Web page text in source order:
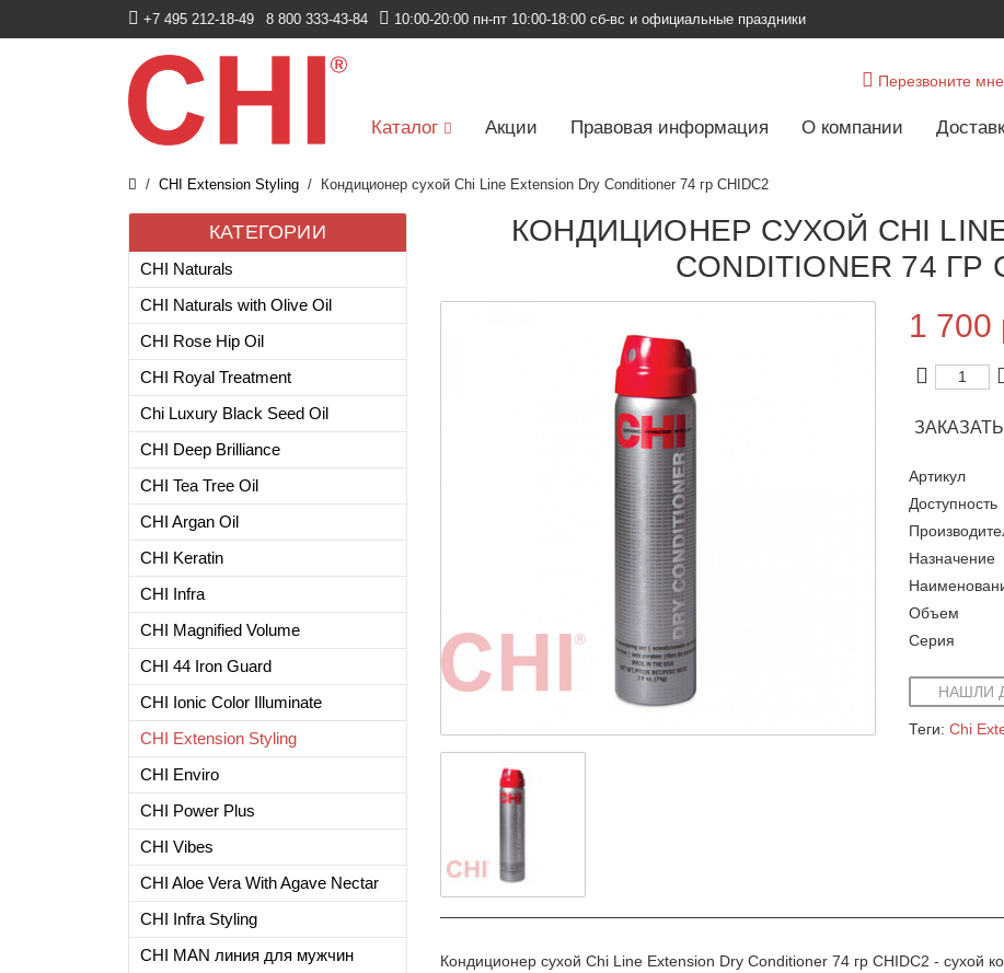
+7 495 212-18-49 8 800 333-43-84 10:00-20:00 пн-пт 10:00-18:00 сб-вс и официальные праздники
Перезвоните мне
Каталог Акции Правовая информация О компании
CHI Extension Styling Кондиционер сухой Chi Line Extension Dry Conditioner 74 гр CHIDC2
КАТЕГОРИИ
CHI Naturals
CHI Naturals with Olive Oil
CHI Rose Hip Oil
CHI Royal Treatment
Chi Luxury Black Seed Oil
CHI Deep Brilliance
CHI Tea Tree Oil
СHI Argan Oil
CHI Keratin
CHI Infra
CHI Magnified Volume
CHI 44 Iron Guard
CHI Ionic Color Illuminate
CHI Extension Styling
CHI Enviro
CHI Power Plus
CHI Vibes
CHI Aloe Vera With Agave Nectar
CHI Infra Styling
CHI MAN линия для мужчин
КОНДИЦИОНЕР СУХОЙ CHI LINE
CONDITIONER 74 ГР
1 700
ЗАКАЗАТЬ
Артикул
Доступность
Назначение
Объем
Серия
НАШЛИ
Теги: Chi
Кондиционер сухой Chi Line Extension Dry Conditioner 74 гр CHIDC2 - сухой